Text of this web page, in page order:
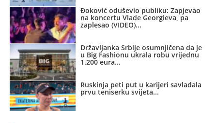
Đoković oduševio publiku: Zapjevao
na koncertu Vlade Georgieva, pa
zaplesao (VIDEO)
Državljanka Srbije osumnjičena da je
u Big Fashionu ukrala robu vrijednu
1.200 eura
Ruskinja peti put u karijeri savladala
prvu teniserku svijeta